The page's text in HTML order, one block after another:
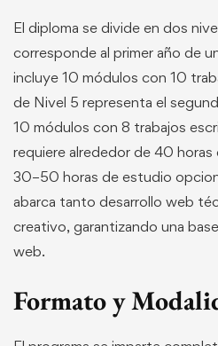
El diploma se divide en dos
corresponde al primer año de
incluye 10 módulos con 10
de Nivel 5 representa el
10 módulos con 8 trabajos
requiere alrededor de 40
30–50 horas de estudio
abarca tanto desarrollo web
creativo, garantizando una
web.
Formato y